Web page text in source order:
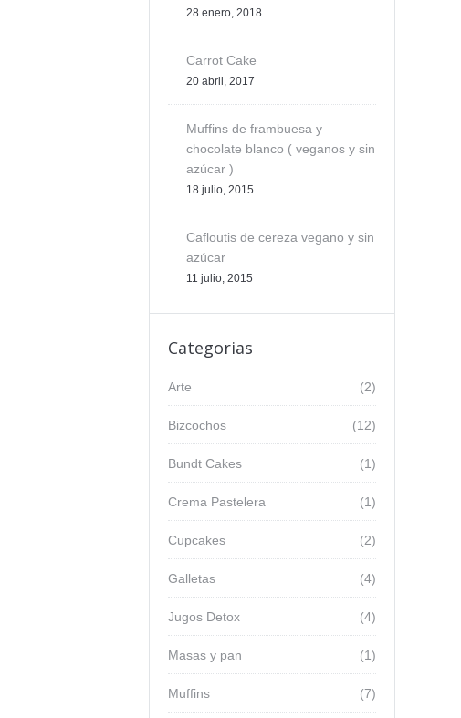
28 enero, 2018
Carrot Cake
20 abril, 2017
Muffins de frambuesa y
chocolate blanco ( veganos y sin
azúcar )
18 julio, 2015
Cafloutis de cereza vegano y sin
azúcar
11 julio, 2015
Categorias
(2)
Arte
(12)
Bizcochos
(1)
Bundt Cakes
(1)
Crema Pastelera
(2)
Cupcakes
(4)
Galletas
(4)
Jugos Detox
(1)
Masas y pan
(7)
Muffins